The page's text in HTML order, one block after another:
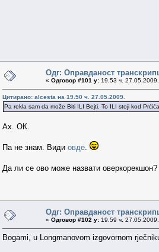
Одг: Оправданост
« Одговор #101 у: 19.53 ч.
Цитирано: alcesta на 19.50 ч. 27.05.2009.
Pa rekla sam da može Biti ILI Bejti. To ILI stoji kod
Ах. ОК.
Па не знам. Види овде
Да ли се ово може назвати оверкорекшон?
Одг: Оправданост
« Одговор #102 у: 19.59 ч.
Bogami, u Longmanovom izgovornom